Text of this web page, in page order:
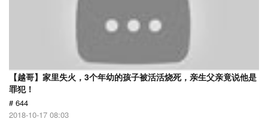
【越哥】家里失火，3个年幼的孩子被活活烧死，亲生父亲竟说他是
罪犯！
# 644
2018-10-17 08:03